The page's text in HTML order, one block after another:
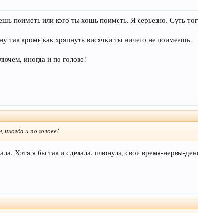
поиметь или кого ты хошь поиметь. Я серьезно. Суть
так кроме как хряпнуть висячки ты ничего не поимеешь.
иногда и по голове!
иногда и по голове!
Хотя я бы так и сделала, плюнула, свои время-нервы-